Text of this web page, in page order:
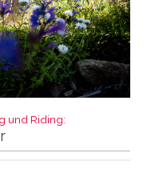
und Riding: